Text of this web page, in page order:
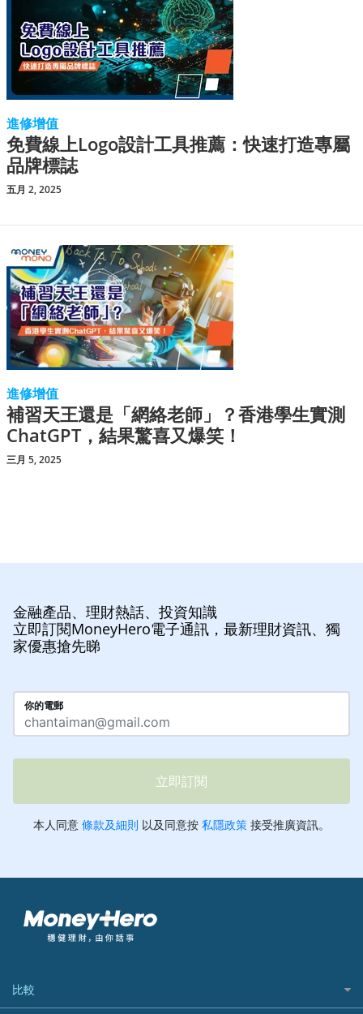
進修增值
免費線上Logo設計工具推薦：快速打造專屬
品牌標誌
五月 2, 2025
進修增值
補習天王還是「網絡老師」？香港學生實測
ChatGPT，結果驚喜又爆笑！
三月 5, 2025
金融產品、理財熱話、投資知識
立即訂閱MoneyHero電子通訊，最新理財資訊、獨
家優惠搶先睇
比較